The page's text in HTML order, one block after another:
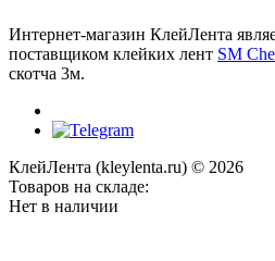
Интернет-магазин КлейЛента
поставщиком клейких лент SM
скотча 3м.
КлейЛента (kleylenta.ru) © 2026
Товаров на складе:
Нет в наличии